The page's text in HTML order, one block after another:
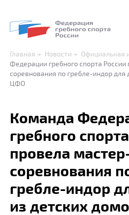
Главная Новости Официальная
Федерации гребного спорта
соревнования по гребле-индор для
ЦФО
Команда
гребного
провела
соревнования
гребле-индор
из детских